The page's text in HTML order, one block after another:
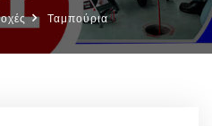
Ταμπούρια